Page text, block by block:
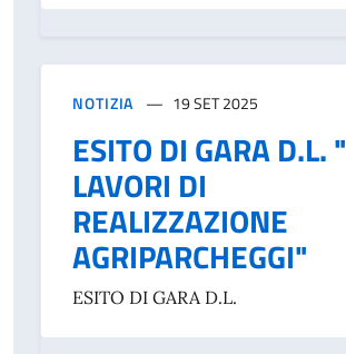
NOTIZIA 19 SET 2025
ESITO DI GARA D.L. "
LAVORI DI
REALIZZAZIONE
AGRIPARCHEGGI"
ESITO DI GARA D.L.